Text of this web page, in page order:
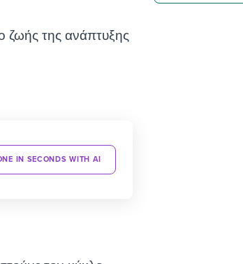
ζωής της ανάπτυξης
IN SECONDS WITH AI